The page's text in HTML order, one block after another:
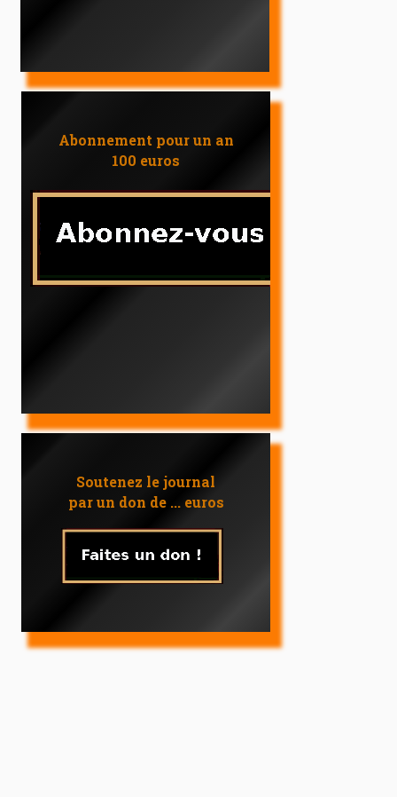
Abonnement pour un an
100 euros
Soutenez le journal
par un don de ... euros